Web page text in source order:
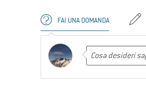
FAI UNA DOMANDA